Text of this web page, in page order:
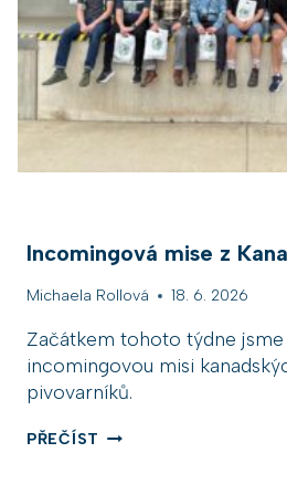
Á
N
Á
V
Š
T
Ě
A
E
N
C
S
E
Incomingová mise z
Michaela Rollová 18. 6. 2026
Začátkem tohoto týdne
incomingovou misi
pivovarníků.
PŘEČÍST